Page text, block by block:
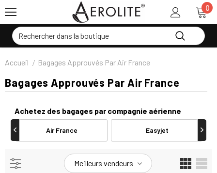
0
Accueil Bagages Approuvés Par Air France
Bagages Approuvés Par Air France
Achetez des bagages par compagnie aérienne
Air France Easyjet
Meilleurs vendeurs